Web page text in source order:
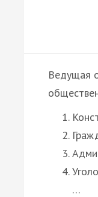
Ведущая
…